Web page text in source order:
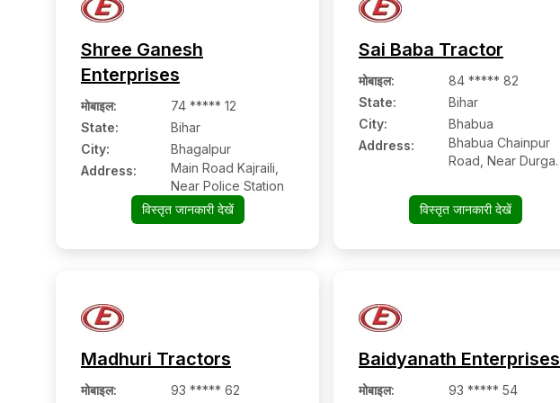
Shree Ganesh
Enterprises
मोबाइल:
74 ***** 12
State:
Bihar
City:
Bhagalpur
Address:
Main Road Kajraili,
Near Police Station
विस्तृत जानकारी देखें
Sai Baba Tractor
मोबाइल:
84 ***** 82
State:
Bihar
City:
Bhabua
Address:
Bhabua Chainpur
Road, Near Durga
No.1
विस्तृत जानकारी देखें
Madhuri Tractors
मोबाइल:
93 ***** 62
Baidyanath Enterprises
मोबाइल:
93 ***** 54